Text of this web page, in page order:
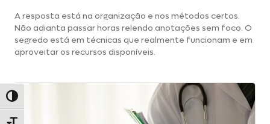
Alternar alto contraste
A resposta está na organização e nos métodos certos.
Não adianta passar horas relendo anotações sem foco. O
segredo está em técnicas que realmente funcionam e em
aproveitar os recursos disponíveis.